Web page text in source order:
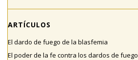
ARTÍCULOS
El dardo de fuego de la blasfemia
El poder de la fe contra los dardos de fuego